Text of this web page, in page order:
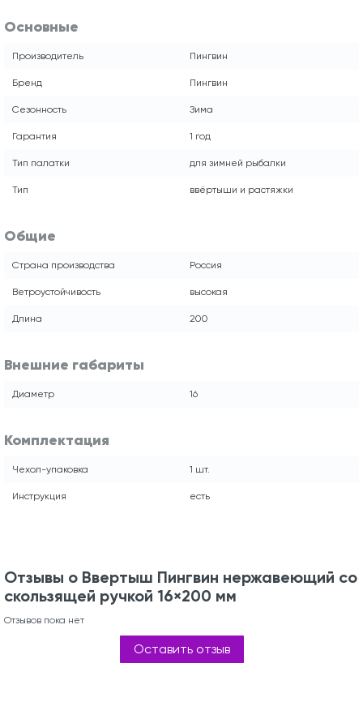
Основные
Производитель Пингвин
Бренд Пингвин
Сезонность Зима
Гарантия 1 год
Тип палатки для зимней рыбалки
Тип ввёртыши и растяжки
Общие
Страна производства Россия
Ветроустойчивость высокая
Длина 200
Внешние габариты
Диаметр 16
Комплектация
Чехол-упаковка 1 шт.
Инструкция есть
Отзывы о Ввертыш Пингвин нержавеющий со
скользящей ручкой 16×200 мм
Отзывов пока нет
Оставить отзыв